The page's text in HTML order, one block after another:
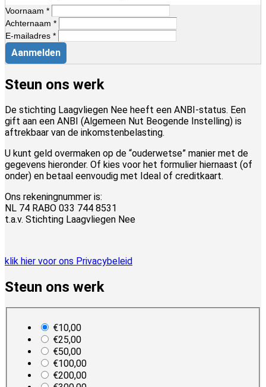
Voornaam *
Achternaam *
E-mailadres *
Aanmelden
Steun ons werk
De stichting Laagvliegen Nee heeft een ANBI-status. Een
gift aan een ANBI (Algemeen Nut Beogende Instelling) is
aftrekbaar van de inkomstenbelasting.
U kunt geld overmaken op de “ouderwetse” manier met de
gegevens hieronder. Of kies voor het formulier hiernaast (of
onder) en betaal eenvoudig met Ideal of creditkaart.
Ons rekeningnummer is:
NL 74 RABO 033 744 8531
t.a.v. Stichting Laagvliegen Nee
klik hier voor ons Privacybeleid
Steun ons werk
€10,00
€25,00
€50,00
€100,00
€200,00